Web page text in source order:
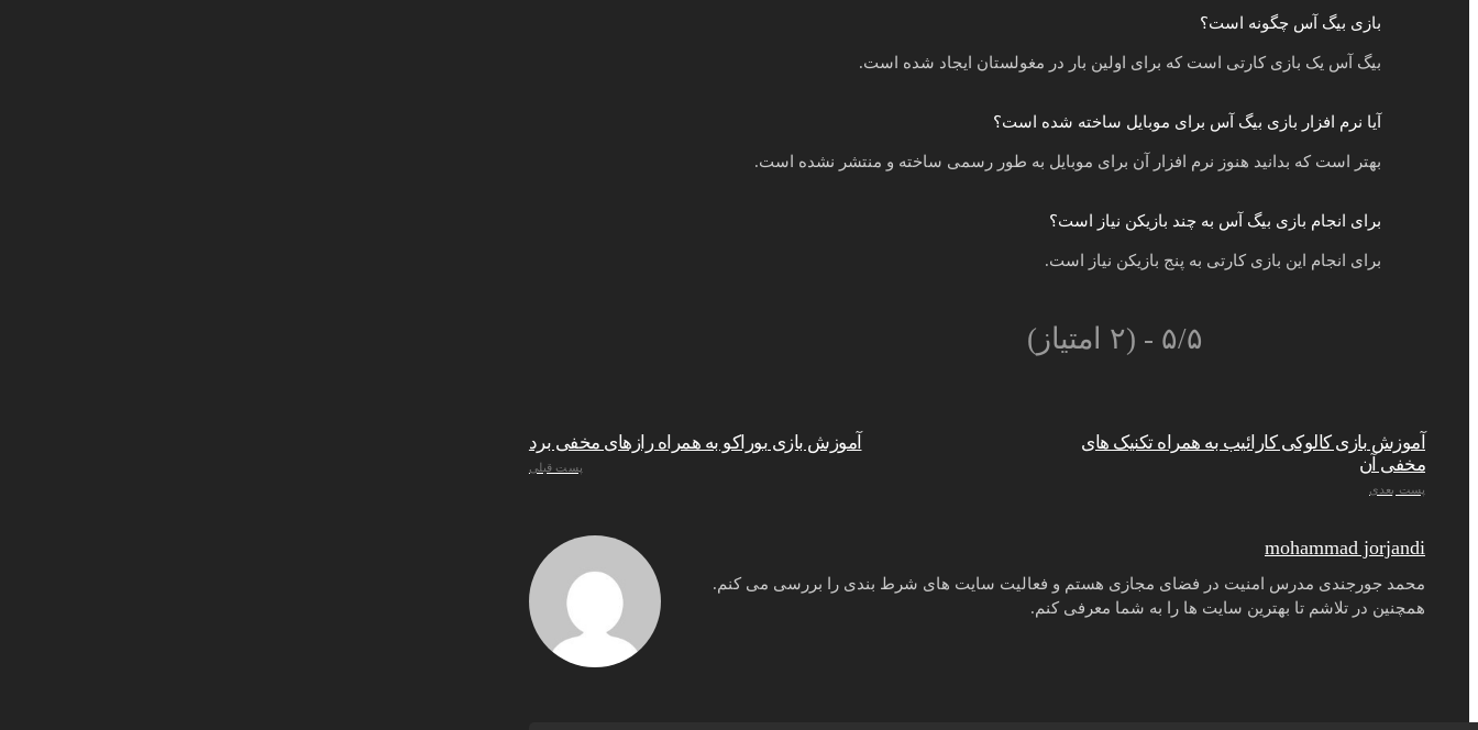
بازی بیگ آس چگونه است؟
بیگ آس یک بازی کارتی است که برای اولین بار در مغولستان ایجاد شده است.
آیا نرم افزار بازی بیگ آس برای موبایل ساخته شده است؟
بهتر است که بدانید هنوز نرم افزار آن برای موبایل به طور رسمی ساخته و منتشر نشده است.
برای انجام بازی بیگ آس به چند بازیکن نیاز است؟
برای انجام این بازی کارتی به پنج بازیکن نیاز است.
۵/۵ - (۲ امتیاز)
آموزش بازی بوراکو به همراه رازهای مخفی برد
پست قبلی
آموزش بازی کالوکی کارائیب به همراه تکنیک های
مخفی آن
پست بعدی
mohammad jorjandi
محمد جورجندی مدرس امنیت در فضای مجازی هستم و فعالیت سایت های شرط بندی را بررسی می کنم.
همچنین در تلاشم تا بهترین سایت ها را به شما معرفی کنم.